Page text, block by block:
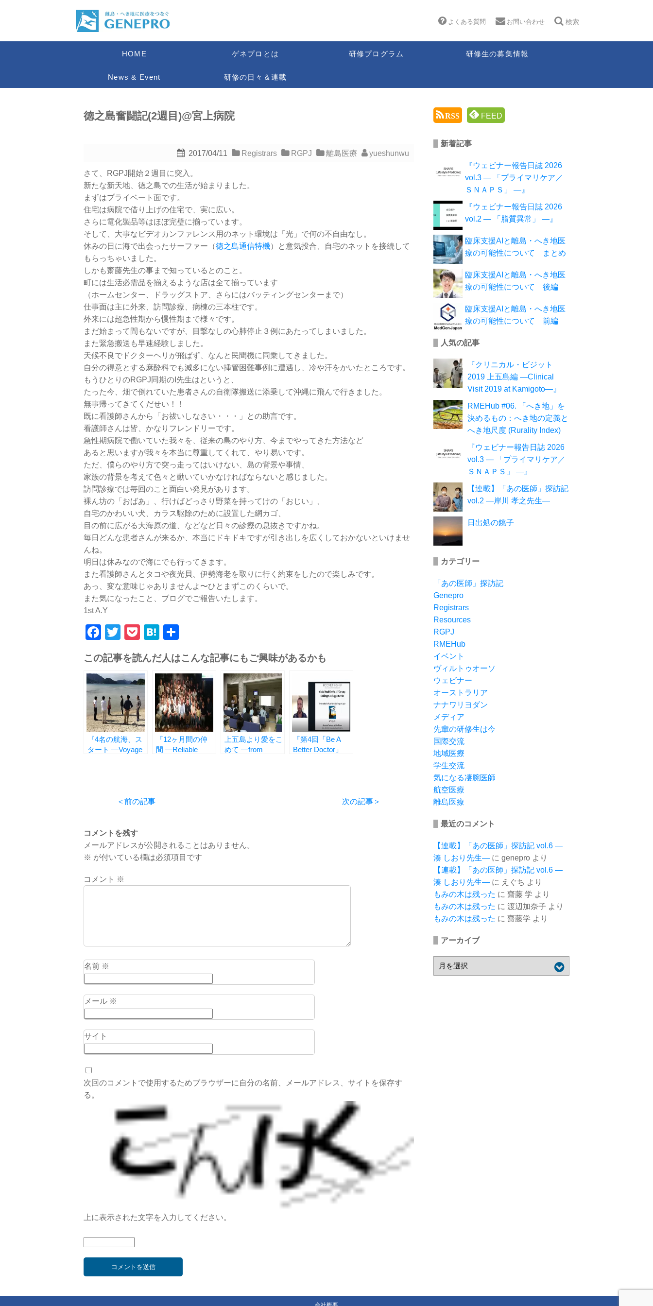
よくある質問 お問い合わせ 検索
HOME ゲネプロとは 研修プログラム 研修生の募集情報
News & Event 研修の日々＆連載
徳之島奮闘記(2週目)@宮上病院
2017/04/11 Registrars RGPJ 離島医療 yueshunwu
さて、RGPJ開始２週目に突入。
新たな新天地、徳之島での生活が始まりました。
まずはプライベート面です。
住宅は病院で借り上げの住宅で、実に広い。
さらに電化製品等はほぼ完璧に揃っています。
そして、大事なビデオカンファレンス用のネット環境は「光」で何の不自由なし。
休みの日に海で出会ったサーファー（徳之島通信特機）と意気投合、自宅のネットを接続して
もらっちゃいました。
しかも齋藤先生の事まで知っているとのこと。
町には生活必需品を揃えるような店は全て揃っています
（ホームセンター、ドラッグストア、さらにはバッティングセンターまで）
仕事面は主に外来、訪問診療、病棟の三本柱です。
外来には超急性期から慢性期まで様々です。
まだ始まって間もないですが、目撃なしの心肺停止３例にあたってしまいました。
また緊急搬送も早速経験しました。
天候不良でドクターヘリが飛ばず、なんと民間機に同乗してきました。
自分の得意とする麻酔科でも滅多にない挿管困難事例に遭遇し、冷や汗をかいたところです。
もうひとりのRGPJ同期のI先生はというと、
たった今、畑で倒れていた患者さんの自衛隊搬送に添乗して沖縄に飛んで行きました。
無事帰ってきてくだせい！！
既に看護師さんから「お祓いしなさい・・・」との助言です。
看護師さんは皆、かなりフレンドリーです。
急性期病院で働いていた我々を、従来の島のやり方、今までやってきた方法など
あると思いますが我々を本当に尊重してくれて、やり易いです。
ただ、僕らのやり方で突っ走ってはいけない、島の背景や事情、
家族の背景を考えて色々と動いていかなければならないと感じました。
訪問診療では毎回のこと面白い発見があります。
裸ん坊の「おばあ」、行けばどっさり野菜を持ってけの「おじい」、
自宅のかわいい犬、カラス駆除のために設置した網カゴ、
目の前に広がる大海原の道、などなど日々の診療の息抜きですかね。
毎日どんな患者さんが来るか、本当にドキドキですが引き出しを広くしておかないといけませ
んね。
明日は休みなので海にでも行ってきます。
また看護師さんとタコや夜光貝、伊勢海老を取りに行く約束をしたので楽しみです。
あっ、変な意味じゃありませんよ〜ひとまずこのくらいで。
また気になったこと、ブログでご報告いたします。
1st A.Y
Facebook
TwitterPocketHatena
この記事を読んだ人はこんな記事にもご興味があるかも
『4名の航海、ス
タート ―Voyage
『12ヶ月間の仲
間 ―Reliable
上五島より愛をこ
めて ―from
『第4回「Be A
Better Doctor」
＜前の記事
次の記事＞
コメントを残す
メールアドレスが公開されることはありません。
※ が付いている欄は必須項目です
コメント ※
名前 ※
メール ※
サイト
次回のコメントで使用するためブラウザーに自分の名前、メールアドレス、サイトを保存す
る。
上に表示された文字を入力してください。
RSS FEED
新着記事
『ウェビナー報告日誌 2026
vol.3 ― 「プライマリケア／
ＳＮＡＰＳ」 ―』
『ウェビナー報告日誌 2026
vol.2 ― 「脂質異常」 ―』
臨床支援AIと離島・へき地医
療の可能性について まとめ
臨床支援AIと離島・へき地医
療の可能性について 後編
臨床支援AIと離島・へき地医
療の可能性について 前編
人気の記事
『クリニカル・ビジット
2019 上五島編 ―Clinical
Visit 2019 at Kamigoto―』
RMEHub #06. 「へき地」を
決めるもの：へき地の定義と
へき地尺度 (Rurality Index)
『ウェビナー報告日誌 2026
vol.3 ― 「プライマリケア／
ＳＮＡＰＳ」 ―』
【連載】「あの医師」探訪記
vol.2 ―岸川 孝之先生―
日出処の銚子
カテゴリー
「あの医師」探訪記
Genepro
Registrars
Resources
RGPJ
RMEHub
イベント
ヴィルトゥオーソ
ウェビナー
オーストラリア
ナナワリヨダン
メディア
先輩の研修生は今
国際交流
地域医療
学生交流
気になる凄腕医師
航空医療
離島医療
最近のコメント
【連載】「あの医師」探訪記 vol.6 ―
湊 しおり先生― に genepro より
【連載】「あの医師」探訪記 vol.6 ―
湊 しおり先生― に えぐち より
もみの木は残った に 齋藤 学 より
もみの木は残った に 渡辺加奈子 より
もみの木は残った に 齋藤学 より
アーカイブ